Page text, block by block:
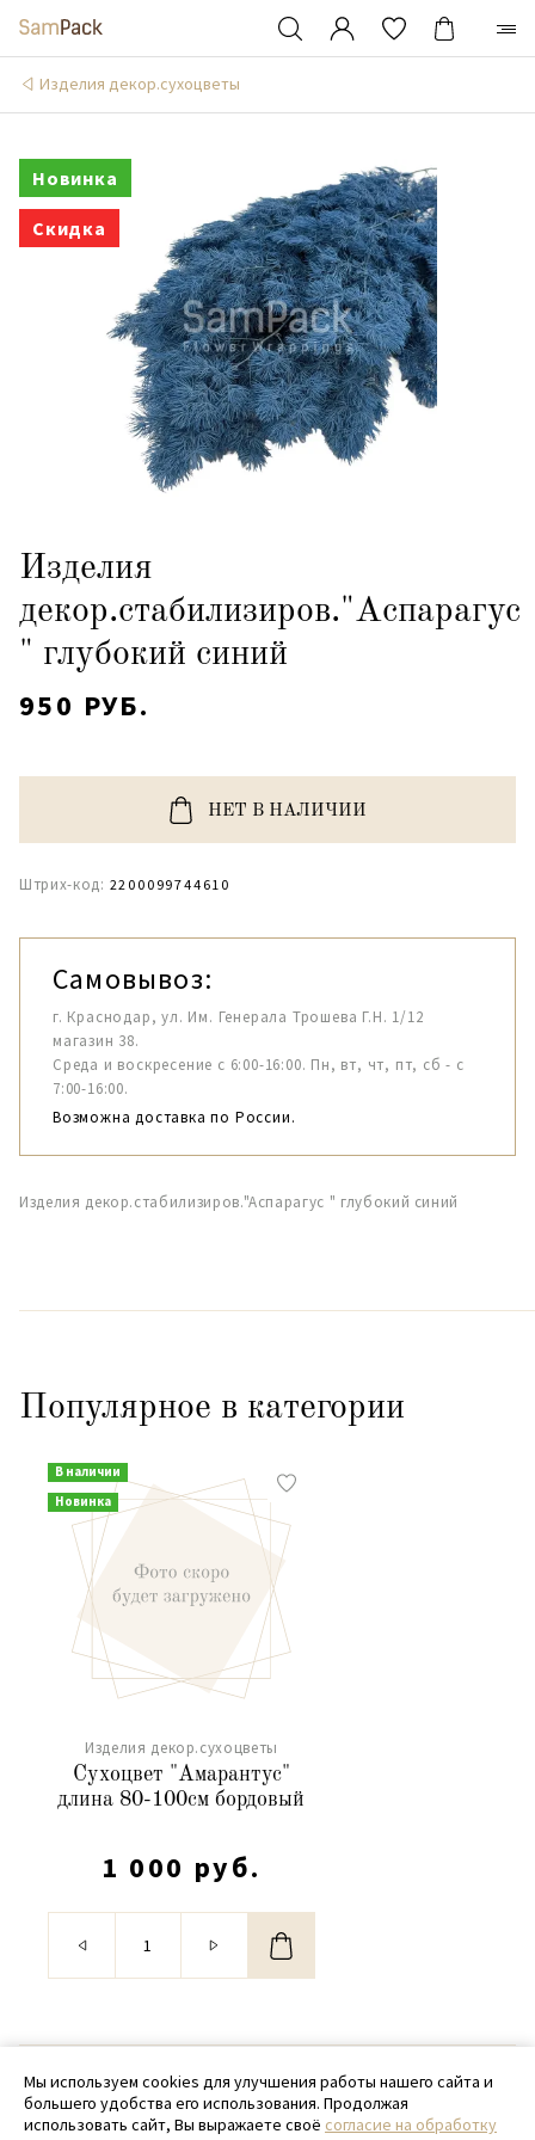
Изделия декор.сухоцветы
Новинка
Скидка
Изделия
декор.стабилизиров."Аспарагус
" глубокий синий
950 РУБ.
НЕТ В НАЛИЧИИ
Штрих-код: 2200099744610
Самовывоз:
г. Краснодар, ул. Им. Генерала Трошева Г.Н. 1/12
магазин 38.
Среда и воскресение с 6:00-16:00. Пн, вт, чт, пт, сб - с
7:00-16:00.
Возможна доставка по России.
Изделия декор.стабилизиров."Аспарагус " глубокий синий
Популярное в категории
В наличии
Новинка
Изделия декор.сухоцветы
Сухоцвет "Амарантус"
длина 80-100см бордовый
1 000 руб.
© 2020 - 2026 SamPack
+ 7 (918) 699-97-87
Мы используем cookies для улучшения работы нашего сайта и
большего удобства его использования. Продолжая
использовать сайт, Вы выражаете своё согласие на обработку